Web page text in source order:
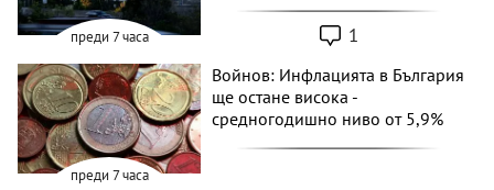
преди 7 часа 1
преди 7 часа
Войнов: Инфлацията в България
ще остане висока -
средногодишно ниво от 5,9%